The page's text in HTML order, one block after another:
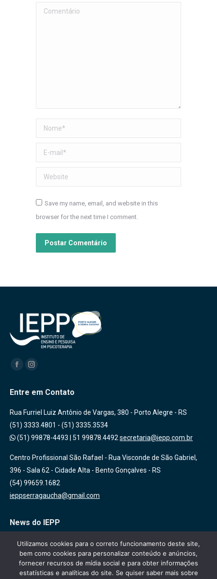
Comentário
Nome *
E-mail *
Website
Save my name, email, and website in this
browser for the next time I comment.
Postar Comentário
Encontre-nos em:
FacebookInstagram
Entre em Contato
Rua Furriel Luiz Antônio de Vargas, 380 - Porto Alegre - RS
(51) 3333.4801 - (51) 3335.3534
(51) 99878-4493
51 99878.4492 secretaria@iepp.com.br
Centro Profissional São Rafael - Rua Visconde de São Gabriel,
396 - Sala 62 - Cidade Alta - Bento Gonçalves - RS
(54) 99659.1682
ieppserragaucha@gmail.com
News do IEPP
Inscreva-se em nossa lista de emails para receber novidades
sobre nossas atividades, cursos e eventos!
Utilizamos cookies para o correto funcionamento deste site,
bem como cookies para personalizar conteúdo e anúncios,
fornecer recursos de mídia social e para obter informações
estatísticas e analíticas do site. Se quiser saber mais sobre